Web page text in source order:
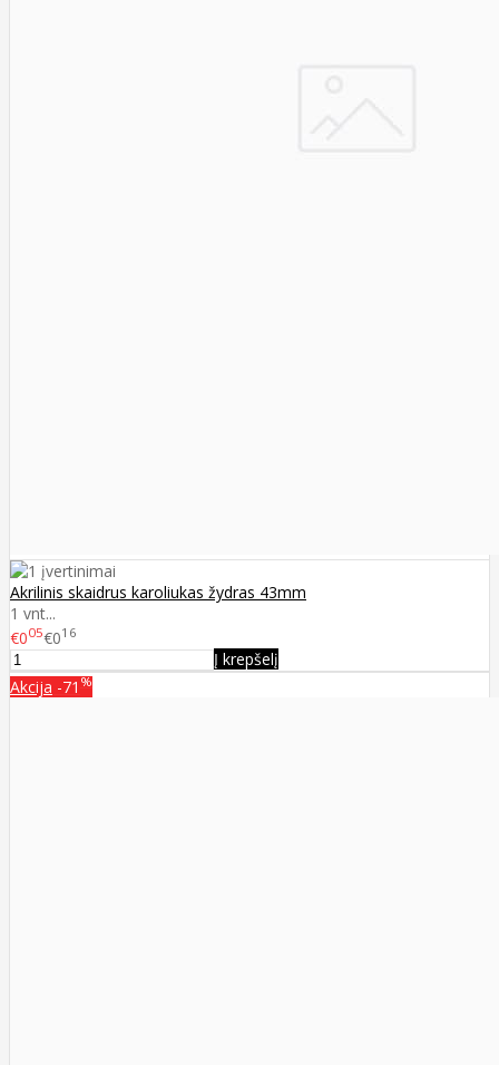
Akrilinis skaidrus karoliukas žydras 43mm
1 vnt...
€005€016
Į krepšelį
Akcija -71 %